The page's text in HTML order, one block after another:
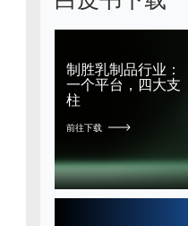
制胜乳制品行业：
一个平台，四大支
柱
前往下载